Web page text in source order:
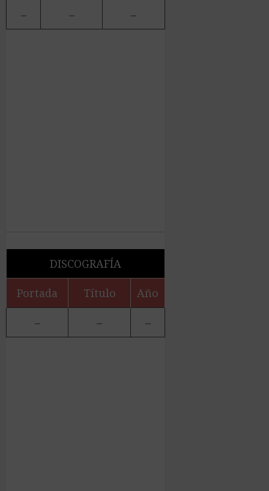
– – –
DISCOGRAFÍA
Portada Título Año
– – –